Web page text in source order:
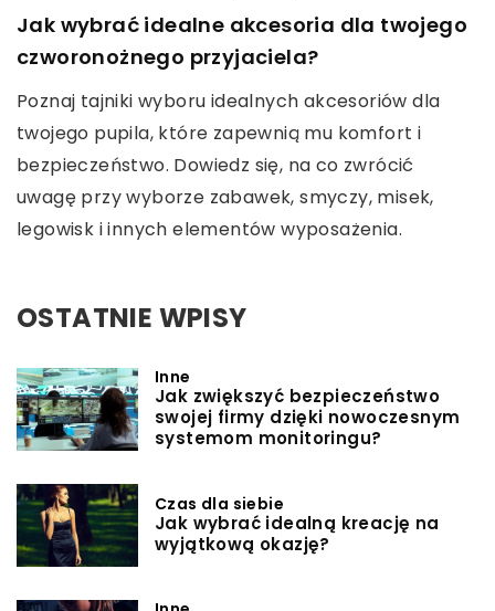
Jak wybrać idealne akcesoria dla twojego
czworonożnego przyjaciela?
Poznaj tajniki wyboru idealnych akcesoriów dla
twojego pupila, które zapewnią mu komfort i
bezpieczeństwo. Dowiedz się, na co zwrócić
uwagę przy wyborze zabawek, smyczy, misek,
legowisk i innych elementów wyposażenia.
OSTATNIE WPISY
Inne
Jak zwiększyć bezpieczeństwo
swojej firmy dzięki nowoczesnym
systemom monitoringu?
Czas dla siebie
Jak wybrać idealną kreację na
wyjątkową okazję?